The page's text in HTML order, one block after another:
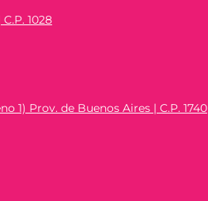
1028
1) Prov. de Buenos Aires | C.P. 1740